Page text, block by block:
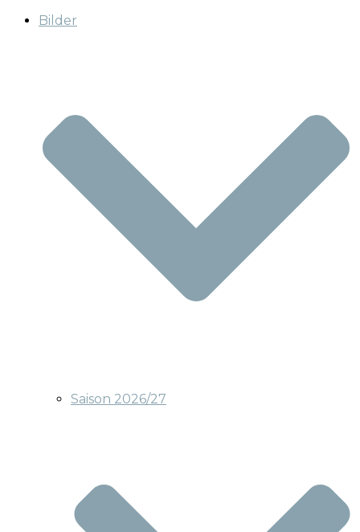
Bilder
Saison 2026/27